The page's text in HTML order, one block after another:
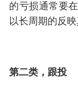
的亏损通常要
以长周期的反映
第二类，跟投